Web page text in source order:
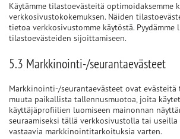
Käytämme tilastoevästeitä optimoidaksemme
verkkosivustokokemuksen. Näiden
tietoa verkkosivustomme käytöstä. Pyydämme
tilastoevästeiden sijoittamiseen.
5.3 Markkinointi-/seurantaevästeet
Markkinointi-/seurantaevästeet ovat evästeitä
muuta paikallista tallennusmuotoa, joita
käyttäjäprofiilien luomiseen mainonnan
seuraamiseksi tällä verkkosivustolla tai
vastaavia markkinointitarkoituksia varten.